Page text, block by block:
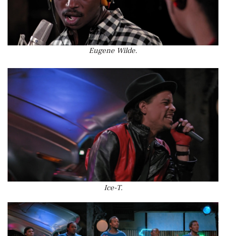
Eugene Wilde.
Ice-T.